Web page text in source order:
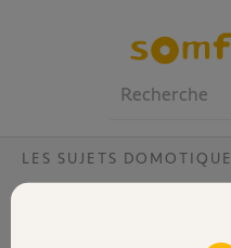
Volet
LES SUJETS DOMOTIQUE
Bonjour,j'ai installé trois volets